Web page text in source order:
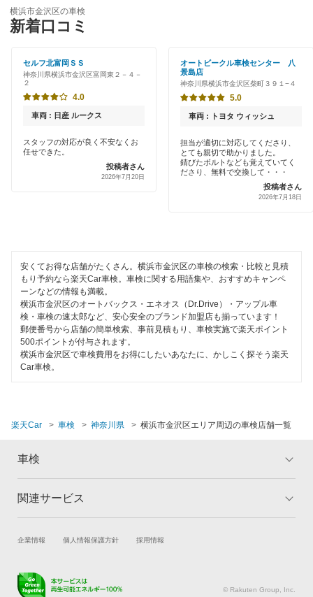
横浜市磯子区
横浜市神奈川区
横浜市港南区
横浜市港北区
横浜市栄区
横浜市瀬谷区
横浜市中区
横浜市西区
横浜市保土ケ谷区
横浜市緑区
特典あり
新車初回割りあり
ハイブリッド車OK
EV車OK
120分以内の車検
1日車検
整備保証
コンピューター診断
閉じる
「車検の速太郎」
アップル車検
オートバックス
車検館
出光リテール車検
車検のコバック
ミタニ車検
キグナス車検
ホリデー車検
マッハ車検
出光興産「らくらく安心車検」
アクセル車検
ベアーズ車検
安心WE！車検
横浜市金沢区の車検
新着口コミ
セルフ北富岡ＳＳ
神奈川県横浜市金沢区富岡東２－４－
２
4.0
車両 : 日産 ルークス
スタッフの対応が良く不安なくお
任せできた。
投稿者さん
2026年7月20日
オートビークル車検センター 八
景島店
神奈川県横浜市金沢区柴町３９１−４
5.0
車両 : トヨタ ウィッシュ
担当が適切に対応してくださり、
とても親切で助かりました。
錆びたボルトなども覚えていてく
ださり、無料で交換して・・・
投稿者さん
2026年7月18日
安くてお得な店舗がたくさん。横浜市金沢区の車検の検索・比較と見積
もり予約なら楽天Car車検。車検に関する用語集や、おすすめキャンペ
ーンなどの情報も満載。
横浜市金沢区のオートバックス・エネオス（Dr.Drive）・アップル車
検・車検の速太郎など、安心安全のブランド加盟店も揃っています！
郵便番号から店舗の簡単検索、事前見積もり、車検実施で楽天ポイント
500ポイントが付与されます。
横浜市金沢区で車検費用をお得にしたいあなたに、かしこく探そう楽天
Car車検。
楽天Car 車検 神奈川県 横浜市金沢区エリア周辺の車検店舗一覧
車検
トップ
車検の基礎知識 キャンペーン一覧
関連サービス
試乗・商談 新車購入
キズ修理予約
企業情報 個人情報保護方針 採用情報
© Rakuten Group, Inc.